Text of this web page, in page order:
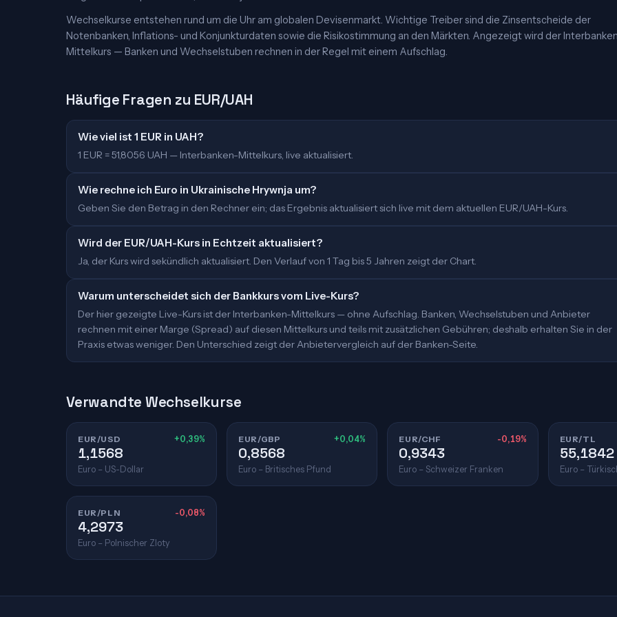
Wechselkurse entstehen rund um die Uhr am globalen Devisenmarkt. Wichtige Treiber sind die Zinsentscheide der
Notenbanken, Inflations- und Konjunkturdaten sowie die Risikostimmung an den Märkten. Angezeigt wird der
Mittelkurs — Banken und Wechselstuben rechnen in der Regel mit einem Aufschlag.
Häufige Fragen zu EUR/UAH
Wie viel ist 1 EUR in UAH?
1 EUR = 51,8056 UAH — Interbanken-Mittelkurs, live aktualisiert.
Wie rechne ich Euro in Ukrainische Hrywnja um?
Geben Sie den Betrag in den Rechner ein; das Ergebnis aktualisiert sich live mit dem aktuellen EUR/UAH-Kurs.
Wird der EUR/UAH-Kurs in Echtzeit aktualisiert?
Ja, der Kurs wird sekündlich aktualisiert. Den Verlauf von 1 Tag bis 5 Jahren zeigt der Chart.
Warum unterscheidet sich der Bankkurs vom Live-Kurs?
Der hier gezeigte Live-Kurs ist der Interbanken-Mittelkurs — ohne Aufschlag. Banken, Wechselstuben und Anbieter
rechnen mit einer Marge (Spread) auf diesen Mittelkurs und teils mit zusätzlichen Gebühren; deshalb erhalten Sie in der
Praxis etwas weniger. Den Unterschied zeigt der Anbietervergleich auf der Banken-Seite.
Verwandte Wechselkurse
EUR/USD +0,39%
1,1568
Euro – US-Dollar
EUR/GBP +0,04%
0,8568
Euro – Britisches Pfund
EUR/CHF -0,19%
0,9343
Euro – Schweizer Franken
EUR/TL
55,1842
Euro –
EUR/PLN -0,08%
4,2973
Euro – Polnischer Zloty